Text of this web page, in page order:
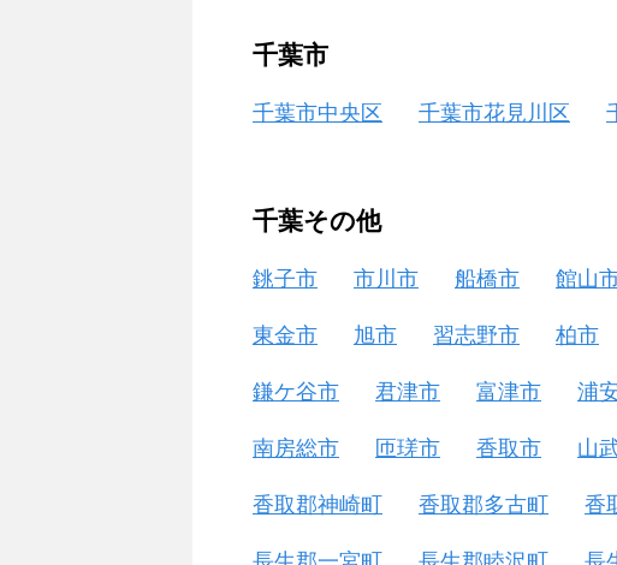
千葉市
千葉市中央区 千葉市花見川区
千葉その他
銚子市 市川市 船橋市 館山
東金市 旭市 習志野市 柏市
鎌ケ谷市 君津市 富津市 浦
南房総市 匝瑳市 香取市 山
香取郡神崎町 香取郡多古町 香